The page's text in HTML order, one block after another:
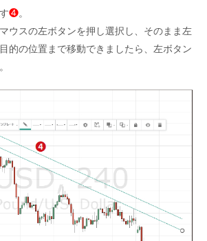
❹。
ウスの左ボタンを押し選択し、そのまま左
的の位置まで移動できましたら、左ボタン
。